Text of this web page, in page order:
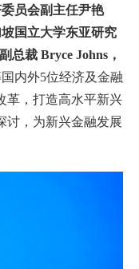
员会副主任尹艳
国立大学东亚研究
总裁 Bryce Johns，
内外5位经济及金融
革，打造高水平新兴
讨，为新兴金融发展